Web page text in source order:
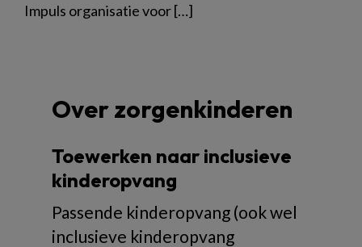
Impuls organisatie voor […]
Over zorgenkinderen
Toewerken naar inclusieve
kinderopvang
Passende kinderopvang (ook wel
inclusieve kinderopvang